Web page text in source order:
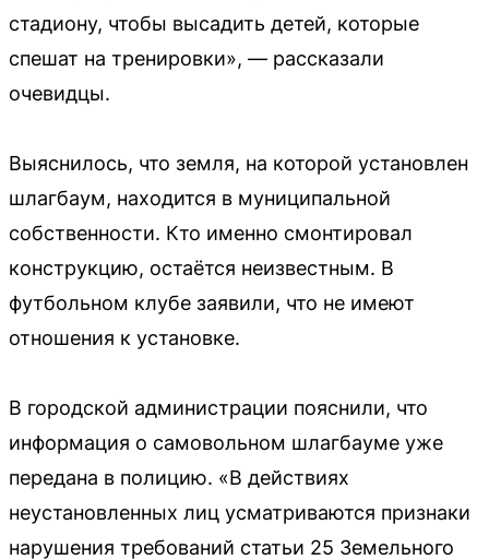
стадиону, чтобы высадить детей, которые
спешат на тренировки», — рассказали
очевидцы.
Выяснилось, что земля, на которой установлен
шлагбаум, находится в муниципальной
собственности. Кто именно смонтировал
конструкцию, остаётся неизвестным. В
футбольном клубе заявили, что не имеют
отношения к установке.
В городской администрации пояснили, что
информация о самовольном шлагбауме уже
передана в полицию. «В действиях
неустановленных лиц усматриваются признаки
нарушения требований статьи 25 Земельного